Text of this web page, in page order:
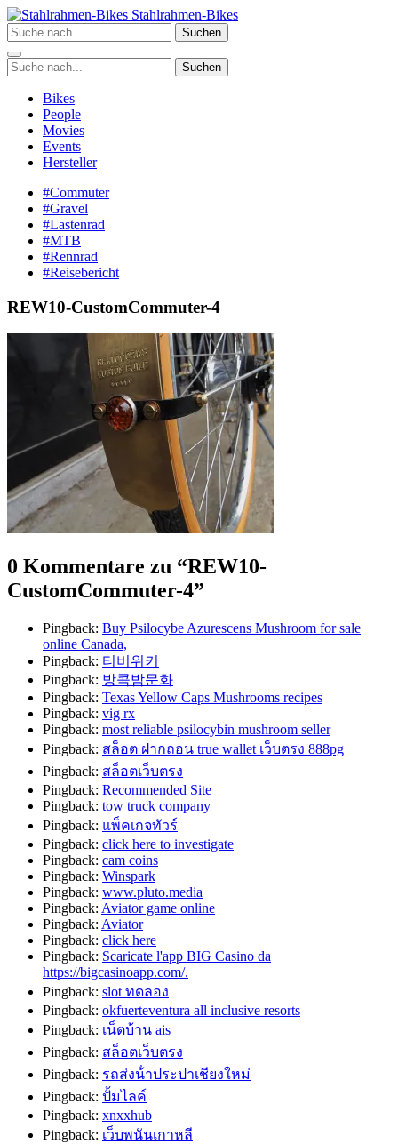
Zum
Inhalt
springen
Stahlrahmen-Bikes
Suchen
Suchen
Bikes
People
Movies
Events
Hersteller
#Commuter
#Gravel
#Lastenrad
#MTB
#Rennrad
#Reisebericht
REW10-CustomCommuter-4
0 Kommentare zu “REW10-
CustomCommuter-4”
Pingback: Buy Psilocybe Azurescens Mushroom for sale
online Canada,
Pingback: 티비위키
Pingback: 방콕밤문화
Pingback: Texas Yellow Caps Mushrooms recipes
Pingback: vig rx
Pingback: most reliable psilocybin mushroom seller​
Pingback: สล็อต ฝากถอน true wallet เว็บตรง 888pg
Pingback: สล็อตเว็บตรง
Pingback: Recommended Site
Pingback: tow truck company
Pingback: แพ็คเกจทัวร์
Pingback: click here to investigate
Pingback: cam coins
Pingback: Winspark
Pingback: www.pluto.media
Pingback: Aviator game online
Pingback: Aviator
Pingback: click here
Pingback: Scaricate l'app BIG Casino da
https://bigcasinoapp.com/.
Pingback: slot ทดลอง
Pingback: okfuerteventura all inclusive resorts
Pingback: เน็ตบ้าน ais
Pingback: สล็อตเว็บตรง
Pingback: รถส่งน้ําประปาเชียงใหม่
Pingback: ปั้มไลค์
Pingback: xnxxhub
Pingback: เว็บพนันเกาหลี